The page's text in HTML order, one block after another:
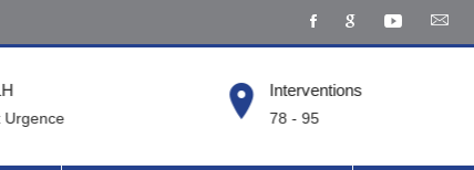
Urgence
Interventions
78 - 95